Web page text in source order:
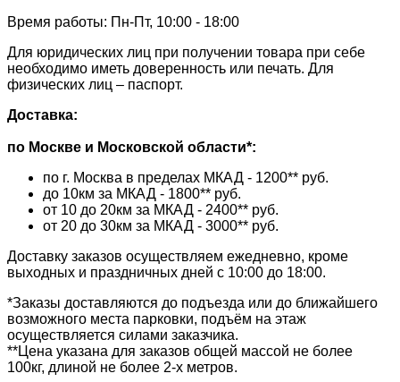
Время работы: Пн-Пт, 10:00 - 18:00
Для юридических лиц при получении товара при себе
необходимо иметь доверенность или печать. Для
физических лиц – паспорт.
Доставка:
по Москве и Московской области*:
по г. Москва в пределах МКАД - 1200** руб.
до 10км за МКАД - 1800** руб.
от 10 до 20км за МКАД - 2400** руб.
от 20 до 30км за МКАД - 3000** руб.
Доставку заказов осуществляем ежедневно, кроме
выходных и праздничных дней с 10:00 до 18:00.
*Заказы доставляются до подъезда или до ближайшего
возможного места парковки, подъём на этаж
осуществляется силами заказчика.
**Цена указана для заказов общей массой не более
100кг, длиной не более 2-х метров.